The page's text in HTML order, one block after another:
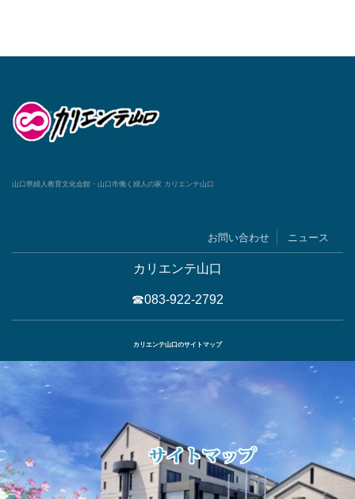
山口県婦人教育文化会館・山口市働く婦人の家 カリエンテ山口
お問い合わせ ニュース
カリエンテ山口
☎083-922-2792
カリエンテ山口のサイトマップ